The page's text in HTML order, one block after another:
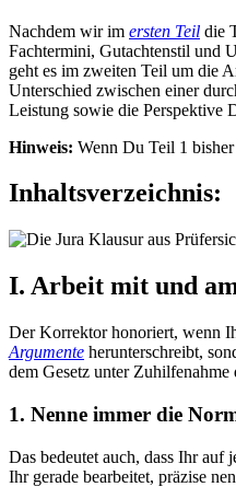
Nachdem wir im ersten Teil die
Fachtermini, Gutachtenstil und
geht es im zweiten Teil um die
Unterschied zwischen einer
Leistung sowie die Perspektive
Hinweis: Wenn Du Teil 1
Inhaltsverzeichnis:
I. Arbeit mit und
Der Korrektor honoriert, wenn
Argumente herunterschreibt,
dem Gesetz unter
1. Nenne immer die
Das bedeutet auch, dass Ihr
Ihr gerade bearbeitet, präzise